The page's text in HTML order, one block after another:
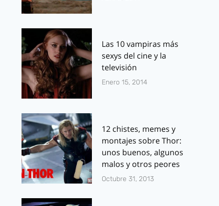
Las 10 vampiras más
sexys del cine y la
televisión
Enero 15, 2014
12 chistes, memes y
montajes sobre Thor:
unos buenos, algunos
malos y otros peores
Octubre 31, 2013